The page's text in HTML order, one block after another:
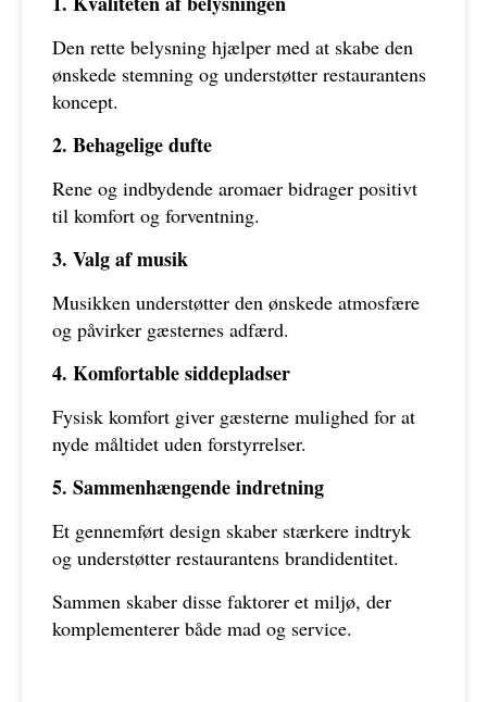
Den rette belysning hjælper med at skabe den
ønskede stemning og understøtter restaurantens
koncept.
2. Behagelige dufte
Rene og indbydende aromaer bidrager positivt
til komfort og forventning.
3. Valg af musik
Musikken understøtter den ønskede atmosfære
og påvirker gæsternes adfærd.
4. Komfortable siddepladser
Fysisk komfort giver gæsterne mulighed for at
nyde måltidet uden forstyrrelser.
5. Sammenhængende indretning
Et gennemført design skaber stærkere indtryk
og understøtter restaurantens brandidentitet.
Sammen skaber disse faktorer et miljø, der
komplementerer både mad og service.